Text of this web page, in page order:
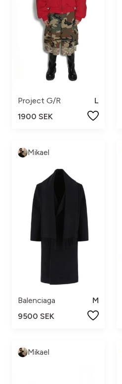
Project G/R
L
1900 SEK
Mikael
Balenciaga
M
9500 SEK
Mikael